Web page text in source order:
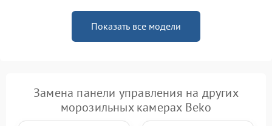
Показать все модели
Замена панели управления на других
морозильных камерах Beko